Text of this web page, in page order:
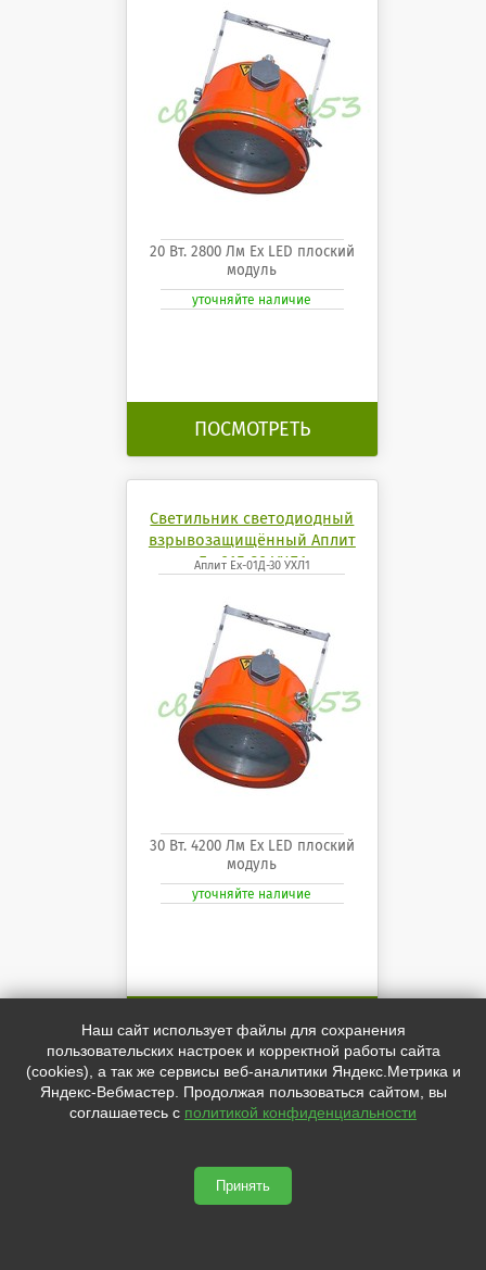
20 Вт. 2800 Лм Ех LED плоский
модуль
уточняйте наличие
ПОСМОТРЕТЬ
Светильник светодиодный
взрывозащищённый Аплит
Ех-01Д-30 УХЛ1
Аплит Ех-01Д-30 УХЛ1
30 Вт. 4200 Лм Ех LED плоский
модуль
уточняйте наличие
ПОСМОТРЕТЬ
Светильник светодиодный
Наш сайт использует файлы для сохранения
пользовательских настроек и корректной работы сайта
(cookies), а так же сервисы веб-аналитики Яндекс.Метрика и
Яндекс-Вебмастер. Продолжая пользоваться сайтом, вы
соглашаетесь с политикой конфиденциальности
Принять